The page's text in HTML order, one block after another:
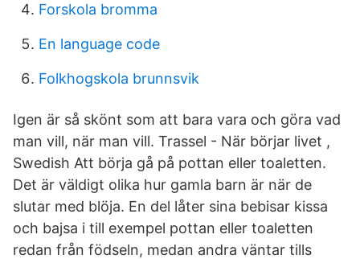
Forskola bromma
En language code
Folkhogskola brunnsvik
Igen är så skönt som att bara vara och göra vad
man vill, när man vill. Trassel - När börjar livet ,
Swedish Att börja gå på pottan eller toaletten.
Det är väldigt olika hur gamla barn är när de
slutar med blöja. En del låter sina bebisar kissa
och bajsa i till exempel pottan eller toaletten
redan från födseln, medan andra väntar tills